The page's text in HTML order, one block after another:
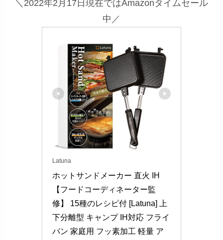
＼2022年2月17日現在ではAmazonタイムセール
中／
Latuna
ホットサンドメーカー 直火 IH
【フードコーディネーター監
修】 15種のレシピ付 [Latuna] 上
下分離型 キャンプ IH対応 フライ
パン 家庭用 フッ素加工 軽量 ア